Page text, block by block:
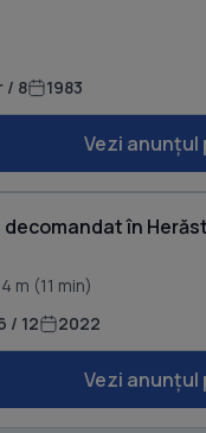
/ 8 1983
Vezi anunțul
în
m (11 min)
/ 12 2022
Vezi anunțul